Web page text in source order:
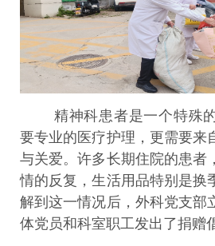
精神科患者是一个特殊
要专业的医疗护理，更需要来
与关爱。许多长期住院的患者
情的反复，生活用品特别是换
解到这一情况后，外科党支部
体党员和科室职工发出了捐赠